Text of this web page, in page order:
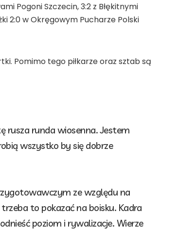
Pogoni Szczecin, 3:2 z Błękitnymi
2:0 w Okręgowym Pucharze Polski
Pomimo tego piłkarze oraz sztab są
rusza runda wiosenna. Jestem
wszystko by się dobrze
ze względu na
to pokazać na boisku. Kadra
poziom i rywalizacje. Wierze